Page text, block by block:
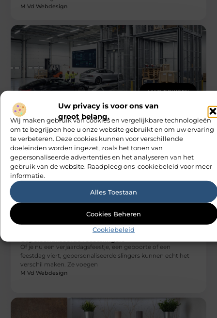
Uw privacy is voor ons van
groot belang.
Wij maken gebruik van cookies en vergelijkbare technologieën
om te begrijpen hoe u onze website gebruikt en om uw ervaring
te verbeteren. Deze cookies kunnen voor verschillende
doeleinden worden ingezet, zoals het tonen van
gepersonaliseerde advertenties en het analyseren van het
gebruik van de website. Raadpleeg ons cookiebeleid voor meer
informatie.
Alles Toestaan
Cookies Beheren
Cookiebeleid
M Vd Webdesign
AANBIEDINGEN
Hoe een slim geplaatste autolift de
efficiëntie van een goederenlift merkbaar
verhoogt
Stel je voor dat leveringen elkaar in de weg zitten bij de
laadzone en dat een volle lift telkens moet
M Vd Webdesign
Of je nu een verjaardagsfeestje, een geboorte of een
feestdag viert, gepersonaliseerde slingers kunnen echt het
verschil maken. Ze voegen
M Vd Webdesign